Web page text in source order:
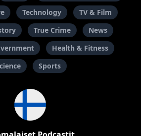
Technology
TV & Film
True Crime
News
Health & Fitness
Sports